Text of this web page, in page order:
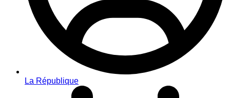
La République